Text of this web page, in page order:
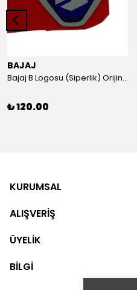
BAJAJ
Bajaj B Logosu (Siperlik) Orijinal
₺ 120.00
KURUMSAL
ALIŞVERİŞ
ÜYELİK
BİLGİ